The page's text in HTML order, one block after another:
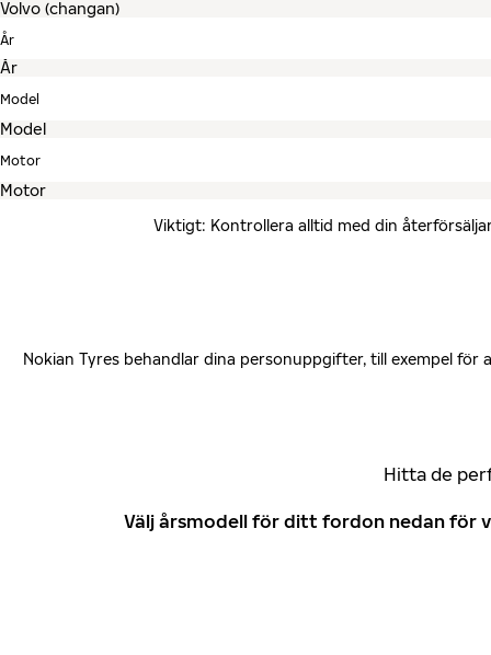
År
Model
Motor
Viktigt: Kontrollera alltid med din
Nokian Tyres behandlar dina personuppgifter, till exempel
Hitta de
Välj årsmodell för ditt fordon nedan för